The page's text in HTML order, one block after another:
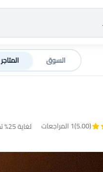
السوق المتاجر
(5.00) 1 المراجعات لغاية 25% تخفيض